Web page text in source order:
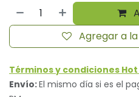
Agregar a
Términos y condiciones Hot
Envío:El mismo día si es el